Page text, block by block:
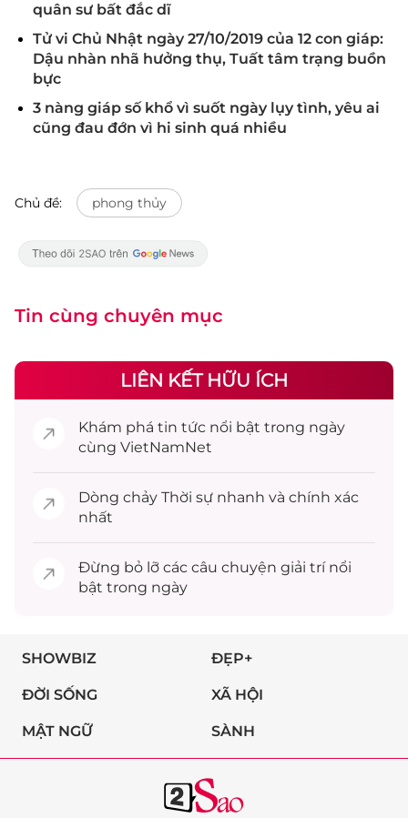
quân sư bất đắc dĩ
Tử vi Chủ Nhật ngày 27/10/2019 của 12 con giáp:
Dậu nhàn nhã hưởng thụ, Tuất tâm trạng buồn
bực
3 nàng giáp số khổ vì suốt ngày lụy tình, yêu ai
cũng đau đớn vì hi sinh quá nhiều
Chủ đề: phong thủy
Tin cùng chuyên mục
LIÊN KẾT HỮU ÍCH
Khám phá tin tức nổi bật trong ngày
cùng VietNamNet
Dòng chảy Thời sự nhanh và chính xác
nhất
Đừng bỏ lỡ các câu chuyện giải trínổi
bật trong ngày
SHOWBIZ ĐẸP+
ĐỜI SỐNG XÃ HỘI
MẬT NGỮ SÀNH